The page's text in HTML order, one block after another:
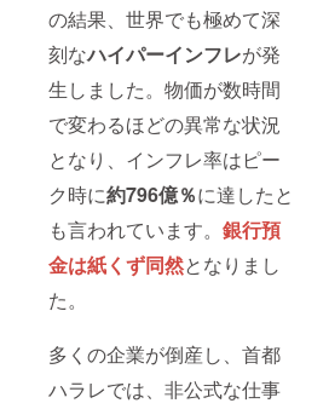
の結果、世界でも極めて深
刻なハイパーインフレが発
生しました。物価が数時間
で変わるほどの異常な状況
となり、インフレ率はピー
ク時に約796億％に達したと
も言われています。 銀行預
金は紙くず同然となりまし
た。
多くの企業が倒産し、首都
ハラレでは、非公式な仕事